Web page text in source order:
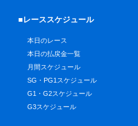
■レーススケジュール
本日のレース
本日の払戻金一覧
月間スケジュール
SG・PG1スケジュール
G1・G2スケジュール
G3スケジュール